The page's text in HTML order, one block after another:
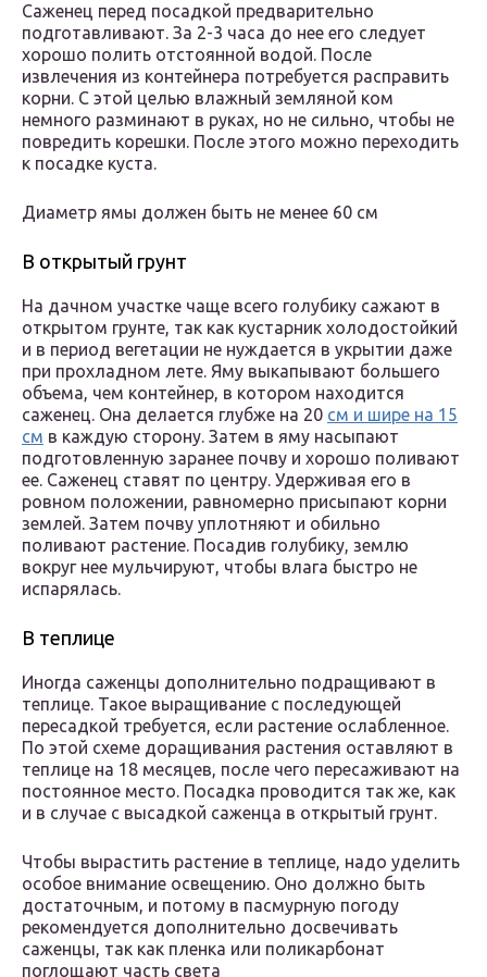
Саженец перед посадкой предварительно
подготавливают. За 2-3 часа до нее его следует
хорошо полить отстоянной водой. После
извлечения из контейнера потребуется расправить
корни. С этой целью влажный земляной ком
немного разминают в руках, но не сильно, чтобы не
повредить корешки. После этого можно переходить
к посадке куста.
Диаметр ямы должен быть не менее 60 см
В открытый грунт
На дачном участке чаще всего голубику сажают в
открытом грунте, так как кустарник холодостойкий
и в период вегетации не нуждается в укрытии даже
при прохладном лете. Яму выкапывают большего
объема, чем контейнер, в котором находится
саженец. Она делается глубже на 20 см и шире на 15
см в каждую сторону. Затем в яму насыпают
подготовленную заранее почву и хорошо поливают
ее. Саженец ставят по центру. Удерживая его в
ровном положении, равномерно присыпают корни
землей. Затем почву уплотняют и обильно
поливают растение. Посадив голубику, землю
вокруг нее мульчируют, чтобы влага быстро не
испарялась.
В теплице
Иногда саженцы дополнительно подращивают в
теплице. Такое выращивание с последующей
пересадкой требуется, если растение ослабленное.
По этой схеме доращивания растения оставляют в
теплице на 18 месяцев, после чего пересаживают на
постоянное место. Посадка проводится так же, как
и в случае с высадкой саженца в открытый грунт.
Чтобы вырастить растение в теплице, надо уделить
особое внимание освещению. Оно должно быть
достаточным, и потому в пасмурную погоду
рекомендуется дополнительно досвечивать
саженцы, так как пленка или поликарбонат
поглощают часть света